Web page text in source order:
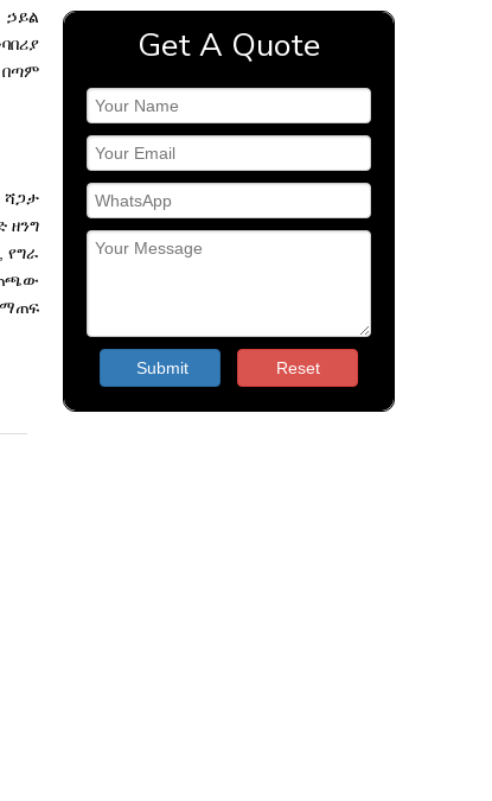
ኃይል
በጣም
ሻጋታ
ዘንግ
የግራ
ማጠፍ
Get A Quote
Submit Reset